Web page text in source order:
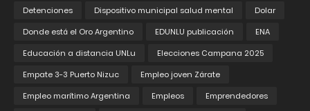
Detenciones
Dispositivo municipal salud mental
Dolar
Donde está el Oro Argentino
EDUNLU publicación
ENA
Educación a distancia UNLu
Elecciones Campana 2025
Empate 3-3 Puerto Nizuc
Empleo joven Zárate
Empleo marítimo Argentina
Empleos
Emprendedores